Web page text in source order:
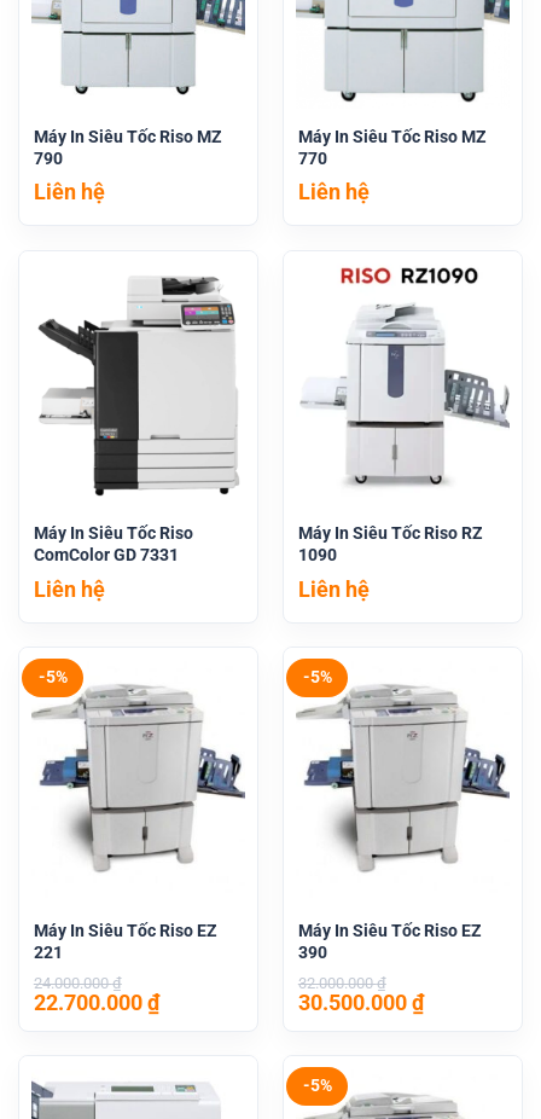
Máy In Siêu Tốc Riso MZ
790
Liên hệ
Máy In Siêu Tốc Riso MZ
770
Liên hệ
Máy In Siêu Tốc Riso
ComColor GD 7331
Liên hệ
Máy In Siêu Tốc Riso RZ
1090
Liên hệ
-5%
Máy In Siêu Tốc Riso EZ
221
24.000.000₫
Giá
22.700.000₫Giá
hiện
22.700.000 ₫.
-5%
Máy In Siêu Tốc Riso EZ
390
32.000.000₫
Giá
32.000.000 ₫.
30.500.000₫Giá
hiện
-5%